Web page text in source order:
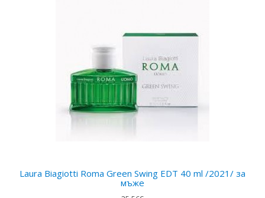
Laura Biagiotti Roma Green Swing EDT 40 ml /2021/ за
мъже